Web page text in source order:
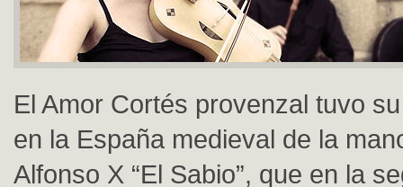
El Amor Cortés provenzal tuvo
en la España medieval de la
Alfonso X “El Sabio”, que en la